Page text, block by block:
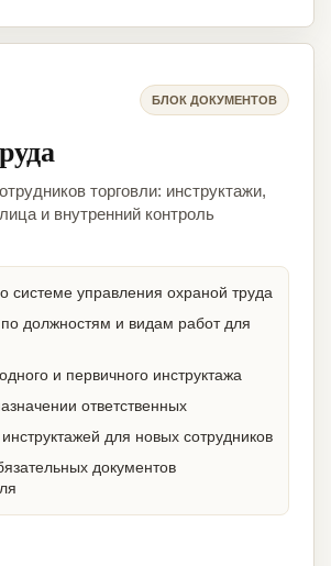
БЛОК ДОКУМЕНТОВ
торговли: инструктажи,
и внутренний контроль
системе управления охраной труда
по должностям и видам работ для
и первичного инструктажа
ответственных
для новых сотрудников
документов